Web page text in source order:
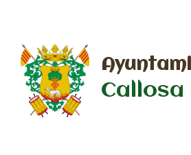
contenido
Callosa